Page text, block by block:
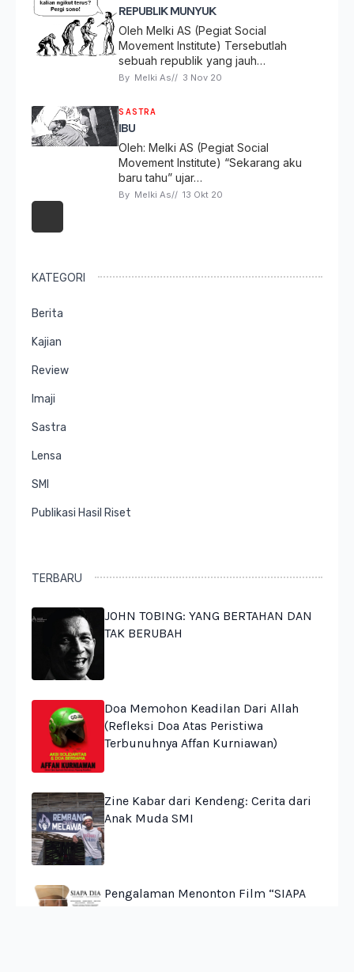
REPUBLIK MUNYUK
Oleh Melki AS (Pegiat Social
Movement Institute) Tersebutlah
sebuah republik yang jauh…
By Melki As// 3 Nov 20
SASTRA
IBU
Oleh: Melki AS (Pegiat Social
Movement Institute) “Sekarang aku
baru tahu” ujar…
By Melki As// 13 Okt 20
KATEGORI
Berita
Kajian
Review
Imaji
Sastra
Lensa
SMI
Publikasi Hasil Riset
TERBARU
JOHN TOBING: YANG BERTAHAN DAN
TAK BERUBAH
Doa Memohon Keadilan Dari Allah
(Refleksi Doa Atas Peristiwa
Terbunuhnya Affan Kurniawan)
Zine Kabar dari Kendeng: Cerita dari
Anak Muda SMI
Pengalaman Menonton Film “SIAPA